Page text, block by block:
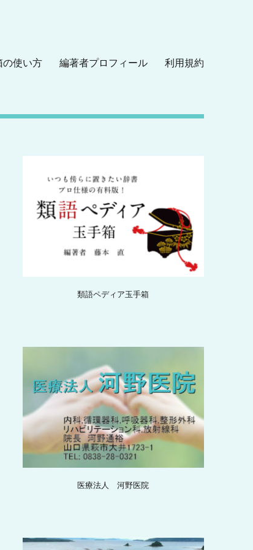
の使い方 編著者プロフィール 利用規約
類語ペディア玉手箱
医療法人 河野医院